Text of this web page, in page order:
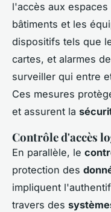
l'accès aux
bâtiments et les
dispositifs tels que
cartes, et alarmes
surveiller qui entre
Ces mesures
et assurent la
Contrôle d'accès
En parallèle, le
protection des
impliquent
travers des